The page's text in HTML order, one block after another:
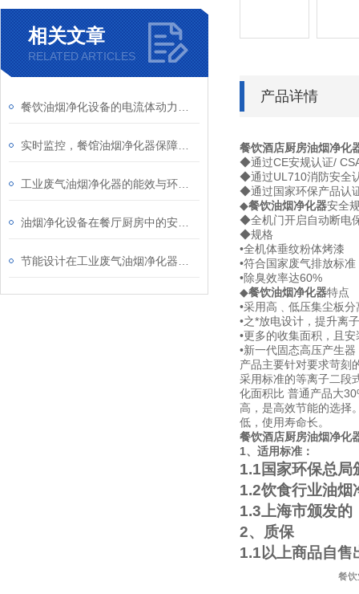
相关文章
RELATED ARTICLES
产品详情
餐饮酒店厨房油烟净化
◆通过CE安规认证/
◆通过UL710消防安全
◆通过国家环保产品认
◆餐饮油烟净化器安全
◆全机门开启自动断电
◆规格
•全机体垂纹粉体烤漆
•符合国家废气排放标准
•除臭效率达60%
◆餐饮油烟净化器特点
•采用高﹑低压集尘板
•之*放电设计，提升离
•更多的收集面积，且
•新一代固态高压产生器
产品主要针对要求苛刻
采用标准的等离子二段
化面积比 普通产品大
高，是高效节能的选择
低，使用寿命长。
餐饮酒店厨房油烟净化
1、适用标准：
1.1国家环保总
1.2饮食行业油
1.3上海市颁发
2、质保
1.1以上商品自售
餐